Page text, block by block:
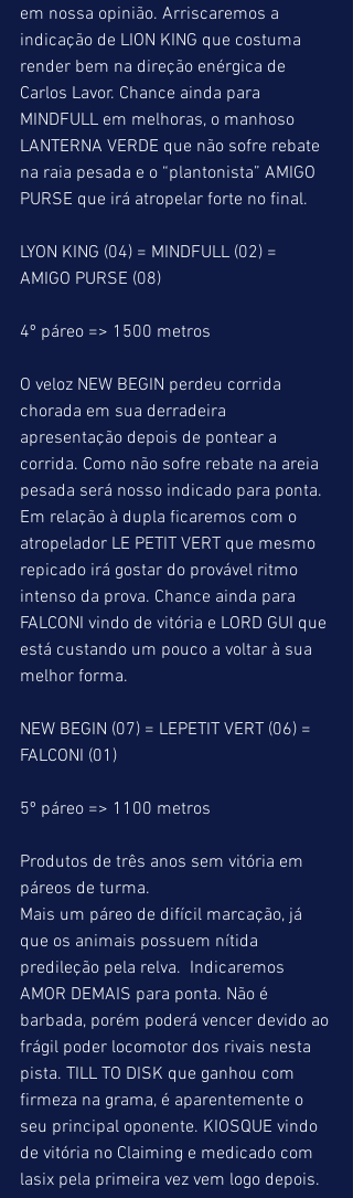
em nossa opinião. Arriscaremos a
indicação de LION KING que costuma
render bem na direção enérgica de
Carlos Lavor. Chance ainda para
MINDFULL em melhoras, o manhoso
LANTERNA VERDE que não sofre rebate
na raia pesada e o “plantonista” AMIGO
PURSE que irá atropelar forte no final.
LYON KING (04) = MINDFULL (02) =
AMIGO PURSE (08)
4º páreo => 1500 metros
O veloz NEW BEGIN perdeu corrida
chorada em sua derradeira
apresentação depois de pontear a
corrida. Como não sofre rebate na areia
pesada será nosso indicado para ponta.
Em relação à dupla ficaremos com o
atropelador LE PETIT VERT que mesmo
repicado irá gostar do provável ritmo
intenso da prova. Chance ainda para
FALCONI vindo de vitória e LORD GUI que
está custando um pouco a voltar à sua
melhor forma.
NEW BEGIN (07) = LEPETIT VERT (06) =
FALCONI (01)
5º páreo => 1100 metros
Produtos de três anos sem vitória em
páreos de turma.
Mais um páreo de difícil marcação, já
que os animais possuem nítida
predileção pela relva.  Indicaremos
AMOR DEMAIS para ponta. Não é
barbada, porém poderá vencer devido ao
frágil poder locomotor dos rivais nesta
pista. TILL TO DISK que ganhou com
firmeza na grama, é aparentemente o
seu principal oponente. KIOSQUE vindo
de vitória no Claiming e medicado com
lasix pela primeira vez vem logo depois.